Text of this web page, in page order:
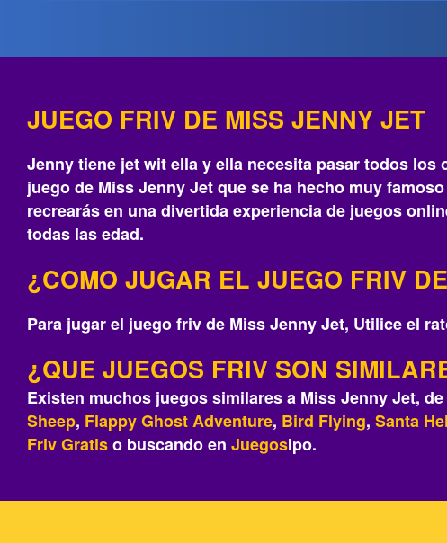
JUEGO FRIV DE MISS JENNY JET
Jenny tiene jet wit ella y ella necesita pasar todos
juego de Miss Jenny Jet que se ha hecho muy
recrearás‎ en una divertida experiencia de juegos
todas las edad.
¿COMO JUGAR EL JUEGO FRIV
Para jugar el juego friv de Miss Jenny Jet, Utilice el
¿QUE JUEGOS FRIV SON
Existen muchos juegos similares a Miss Jenny Jet,
Sheep, Flappy Ghost Adventure, Bird Flying, Santa
FrivGratiso buscando en JuegosIpo.